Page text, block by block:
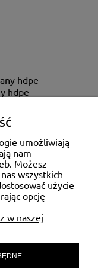
hdpe
hdpe
umożliwiają
nam
Możesz
wszystkich
użycie
opcję
w naszej